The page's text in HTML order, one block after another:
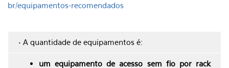
br/equipamentos-recomendados
• A quantidade de equipamentos é:
um equipamento de acesso sem fio por rack